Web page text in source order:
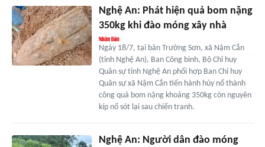
Nghệ An: Phát hiện quả bom nặng
350kg khi đào móng xây nhà
Ngày 18/7, tại bản Trường Sơn, xã Nậm Cắn
(tỉnh Nghệ An), Ban Công binh, Bộ Chỉ huy
Quân sự tỉnh Nghệ An phối hợp Ban Chỉ huy
Quân sự xã Nậm Cắn tiến hành hủy nổ thành
công quả bom nặng khoảng 350kg còn nguyên
kíp nổ sót lại sau chiến tranh.
Nghệ An: Người dân đào móng